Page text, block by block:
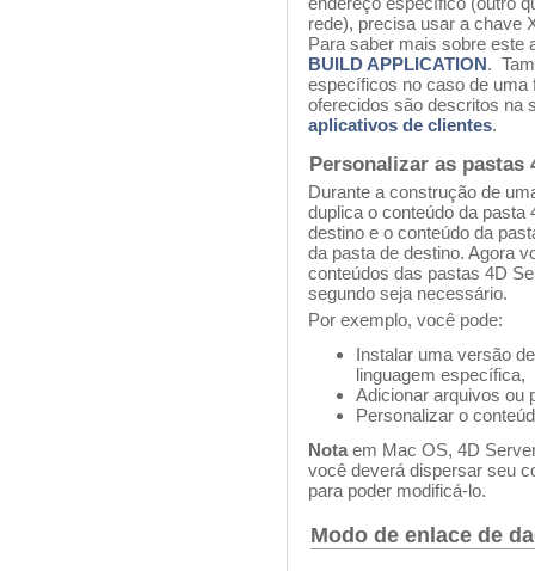
rede), precisa usar a chave
Para saber mais sobre este
BUILD APPLICATION.
específicos no caso de uma
oferecidos são descritos
aplicativos de clientes.
Personalizar as pastas
Durante a construção de
duplica o conteúdo da
destino e o conteúdo da
da pasta de destino. Agora
conteúdos das pastas 4D
segundo seja necessário.
Por exemplo, você pode:
Instalar uma versão
linguagem específica,
Adicionar arquivos ou
Personalizar o
Nota em Mac OS, 4D
você deverá dispersar seu
para poder modificá-lo.
Modo de enlace de